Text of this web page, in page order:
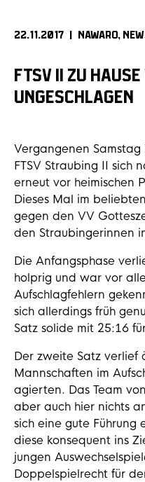
22.11.2017 | NAWARO
FTSV II ZU
UNGESCHLAGEN
Vergangenen
FTSV Straubing II sich
erneut vor heimischen
Dieses Mal im
gegen den VV
den Straubingerinnen
Die Anfangsphase
holprig und war vor
Aufschlagfehlern
sich allerdings früh
Satz solide mit 25:16
Der zweite Satz verlief
Mannschaften im
agierten. Das Team
aber auch hier nichts
sich eine gute
diese konsequent ins
jungen
Doppelspielrecht für